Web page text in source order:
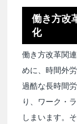
働き方改
化
働き方改革関
めに、時間外
過酷な長時間
り、ワーク・
しまいます。